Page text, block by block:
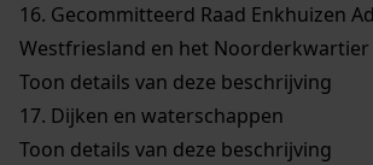
16. Gecommitteerd Raad Enkhuizen
Westfriesland en het Noorderkwartier
Toon details van deze beschrijving
17. Dijken en waterschappen
Toon details van deze beschrijving